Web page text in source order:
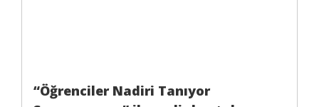
“Öğrenciler Nadiri Tanıyor